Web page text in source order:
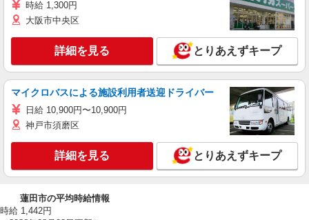
時給 1,300円
大阪市中央区
詳細を見る とりあえずキープ
マイクロバスによる施設利用者送迎ドライバー
日給 10,900円〜10,900円
神戸市須磨区
詳細を見る とりあえずキープ
蓮田市の平均時給情報
時給 1,442円